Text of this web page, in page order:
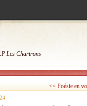
Les Chartrons
<< Poésie en